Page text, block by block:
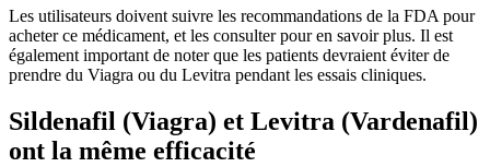
Les utilisateurs doivent suivre les recommandations de la FDA pour
acheter ce médicament, et les consulter pour en savoir plus. Il est
également important de noter que les patients devraient éviter de
prendre du Viagra ou du Levitra pendant les essais cliniques.
Sildenafil (Viagra) et Levitra (Vardenafil)
ont la même efficacité